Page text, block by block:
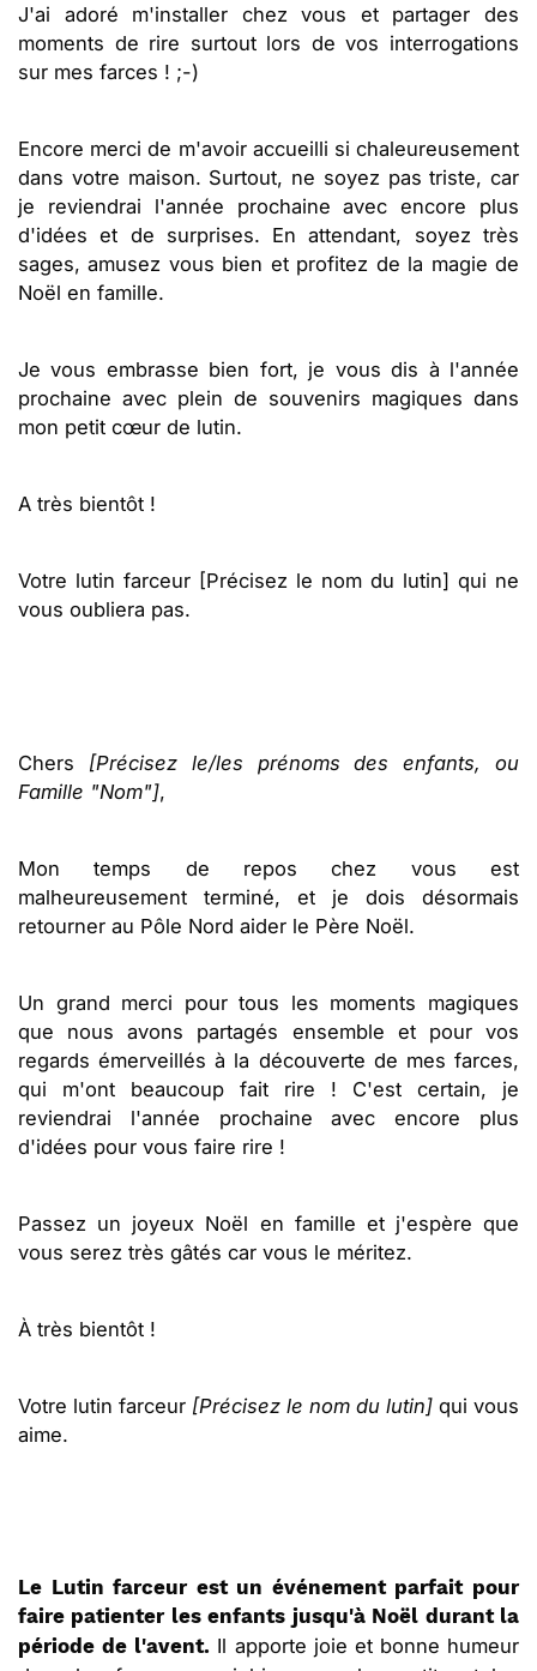
J'ai adoré m'installer chez vous et partager des
moments de rire surtout lors de vos interrogations
sur mes farces ! ;-)
Encore merci de m'avoir accueilli si chaleureusement
dans votre maison. Surtout, ne soyez pas triste, car
je reviendrai l'année prochaine avec encore plus
d'idées et de surprises. En attendant, soyez très
sages, amusez vous bien et profitez de la magie de
Noël en famille.
Je vous embrasse bien fort, je vous dis à l'année
prochaine avec plein de souvenirs magiques dans
mon petit cœur de lutin.
A très bientôt !
Votre lutin farceur [Précisez le nom du lutin] qui ne
vous oubliera pas.
Chers [Précisez le/les prénoms des enfants, ou
Famille "Nom"],
Mon temps de repos chez vous est
malheureusement terminé, et je dois désormais
retourner au Pôle Nord aider le Père Noël.
Un grand merci pour tous les moments magiques
que nous avons partagés ensemble et pour vos
regards émerveillés à la découverte de mes farces,
qui m'ont beaucoup fait rire ! C'est certain, je
reviendrai l'année prochaine avec encore plus
d'idées pour vous faire rire !
Passez un joyeux Noël en famille et j'espère que
vous serez très gâtés car vous le méritez.
À très bientôt !
Votre lutin farceur [Précisez le nom du lutin] qui vous
aime.
Le Lutin farceur est un événement parfait pour
faire patienter les enfants jusqu'à Noël durant la
période de l'avent. Il apporte joie et bonne humeur